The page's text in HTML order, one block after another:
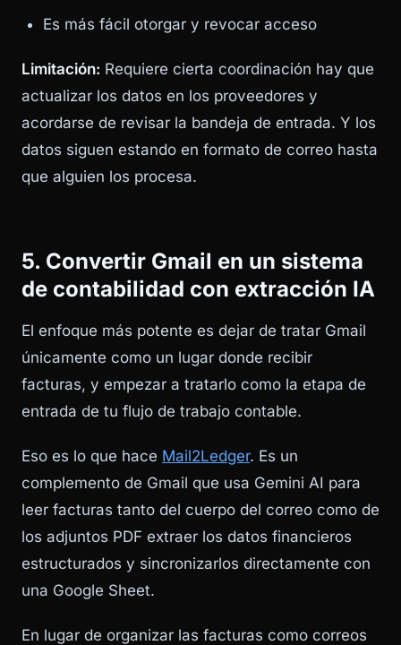
Es más fácil otorgar y revocar acceso
Limitación: Requiere cierta coordinación hay que
actualizar los datos en los proveedores y
acordarse de revisar la bandeja de entrada. Y los
datos siguen estando en formato de correo hasta
que alguien los procesa.
5. Convertir Gmail en un sistema
de contabilidad con extracción IA
El enfoque más potente es dejar de tratar Gmail
únicamente como un lugar donde recibir
facturas, y empezar a tratarlo como la etapa de
entrada de tu flujo de trabajo contable.
Eso es lo que hace Mail2Ledger. Es un
complemento de Gmail que usa Gemini AI para
leer facturas tanto del cuerpo del correo como de
los adjuntos PDF extraer los datos financieros
estructurados y sincronizarlos directamente con
una Google Sheet.
En lugar de organizar las facturas como correos